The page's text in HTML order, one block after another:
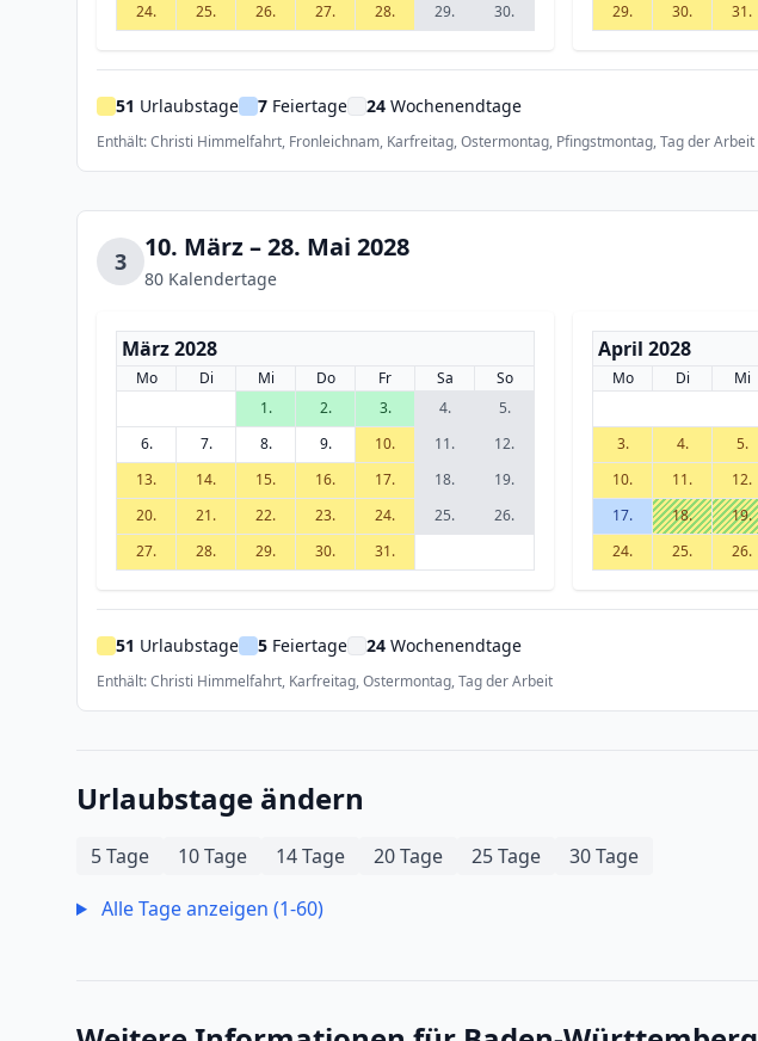
24.
25. 26. 27. 28. 29. 30.
29.
30. 31.
51 Urlaubstage 7 Feiertage 24 Wochenendtage
Enthält: Christi Himmelfahrt, Fronleichnam, Karfreitag, Ostermontag, Pfingstmontag, Tag der Arbeit
3 10. März – 28. Mai 2028
80 Kalendertage
März 2028
Mo Di Mi Do Fr Sa
So
1.
2. 3. 4.
5.
6.
7. 8. 9. 10. 11.
12.
13.
14. 15. 16. 17. 18.
19.
20.
21. 22. 23. 24. 25.
26.
27.
28. 29. 30. 31.
April 2028
Mo Di Mi
3.
4. 5.
10.
11. 12.
17.
18. 19.
24.
25. 26.
51 Urlaubstage 5 Feiertage 24 Wochenendtage
Enthält: Christi Himmelfahrt, Karfreitag, Ostermontag, Tag der Arbeit
Urlaubstage ändern
5 Tage 10 Tage 14 Tage 20 Tage 25 Tage
30 Tage
Alle Tage anzeigen (1-60)